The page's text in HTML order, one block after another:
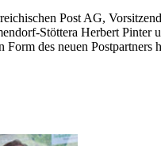
Post AG,
Stöttera Herbert
des neuen Postpartners